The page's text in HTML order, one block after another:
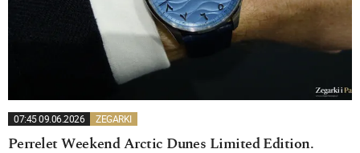
07:45 09.06.2026 ZEGARKI
Perrelet Weekend Arctic Dunes Limited Edition.